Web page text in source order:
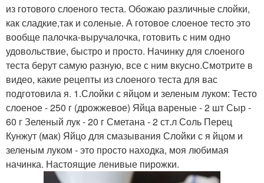
из готового слоеного теста. Обожаю различные слойки,
как сладкие,так и соленые. А готовое слоеное тесто это
вообще палочка-выручалочка, готовить с ним одно
удовольствие, быстро и просто. Начинку для слоеного
теста берут самую разную, все с ним вкусно.Смотрите в
видео, какие рецепты из слоеного теста для вас
подготовила я. 1.Слойки с яйцом и зеленым луком: Тесто
слоеное - 250 г (дрожжевое) Яйца вареные - 2 шт Сыр -
60 г Зеленый лук - 20 г Сметана - 2 ст.л Соль Перец
Кунжут (мак) Яйцо для смазывания Слойки с я йцом и
зеленым луком - это просто находка, моя любимая
начинка. Настоящие ленивые пирожки.